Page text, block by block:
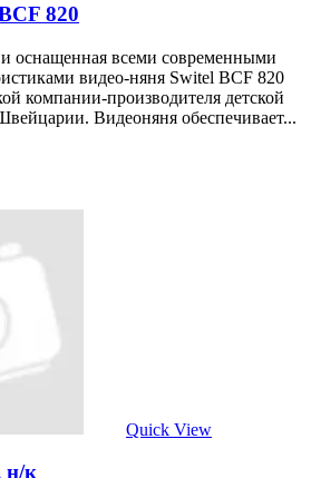
820
оснащенная всеми современными
видео-няня Switel BCF 820
компании-производителя детской
Видеоняня обеспечивает...
Quick View
н/к